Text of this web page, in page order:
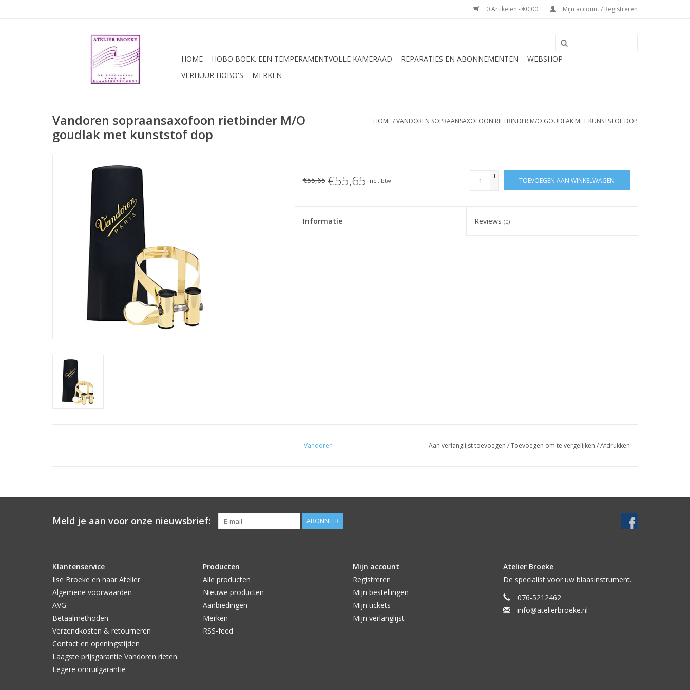
0 Artikelen - €0,00 Mijn account / Registreren
HOME HOBO BOEK. EEN TEMPERAMENTVOLLE KAMERAAD REPARATIES EN ABONNEMENTEN
WEBSHOP
VERHUUR HOBO'S
MERKEN
Vandoren sopraansaxofoon rietbinder M/O
goudlak met kunststof dop
HOME/VANDOREN SOPRAANSAXOFOON RIETBINDER M/O GOUDLAK MET KUNSTSTOF DOP
€55,65 €55,65 Incl. btw
+
-
TOEVOEGEN AAN WINKELWAGEN
Informatie Reviews(0)
Vandoren Aan verlanglijst toevoegen /Toevoegen om te vergelijken /Afdrukken
Meld je aan voor onze nieuwsbrief: ABONNEER
Klantenservice
Ilse Broeke en haar Atelier
Algemene voorwaarden
AVG
Betaalmethoden
Verzendkosten & retourneren
Contact en openingstijden
Laagste prijsgarantie Vandoren rieten.
Legere omruilgarantie
Producten
Alle producten
Nieuwe producten
Aanbiedingen
Merken
RSS-feed
Mijn account
Registreren
Mijn bestellingen
Mijn tickets
Mijn verlanglijst
Atelier Broeke
De specialist voor uw blaasinstrument.
076-5212462
info@atelierbroeke.nl